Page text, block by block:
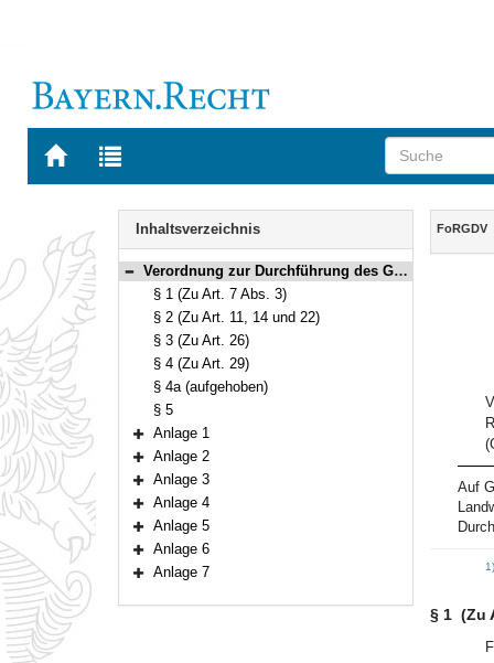
Zur
BAYERN.RECHT
Zur
letzten
Navigation
Inhaltsverzeichnis
Bereich reduzieren
Verordnung zur Durchführung des Gesetzes über die Forstrechte (FoRGDV) Vom 29. Januar 1959 (BayRS V S. 545) BayRS 7902-8-L (§§ 1–5)
§ 1 (Zu Art. 7 Abs. 3)
§ 2 (Zu Art. 11, 14 und 22)
§ 3 (Zu Art. 26)
§ 4 (Zu Art. 29)
§ 4a (aufgehoben)
§ 5
Bereich erweitern
Anlage 1
Bereich erweitern
Anlage 2
Bereich erweitern
Anlage 3
Bereich erweitern
Anlage 4
Bereich erweitern
Anlage 5
Bereich erweitern
Anlage 6
Anlage 7
Inhalt
FoRGDV
Auf
§ 1 (Zu